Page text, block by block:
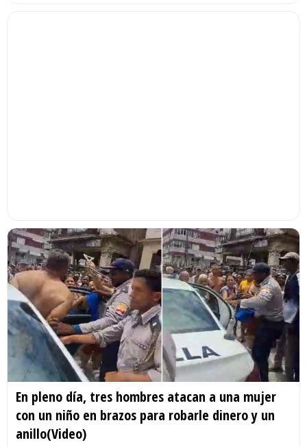
En pleno día, tres hombres atacan a una mujer
con un niño en brazos para robarle dinero y un
anillo(Video)